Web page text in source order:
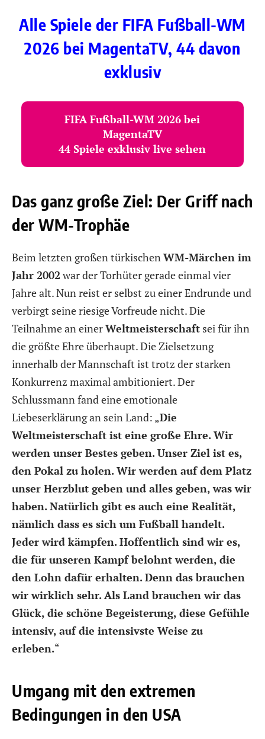
Alle Spiele der FIFA Fußball-WM
2026 bei MagentaTV, 44 davon
exklusiv
FIFA Fußball-WM 2026 bei
MagentaTV
44 Spiele exklusiv live sehen
Das ganz große Ziel: Der Griff nach
der WM-Trophäe
Beim letzten großen türkischenWM-Märchen im
Jahr 2002 war der Torhüter gerade einmal vier
Jahre alt. Nun reist er selbst zu einer Endrunde und
verbirgt seine riesige Vorfreude nicht. Die
Teilnahme an einerWeltmeisterschaft sei für ihn
die größte Ehre überhaupt. Die Zielsetzung
innerhalb der Mannschaft ist trotz der starken
Konkurrenz maximal ambitioniert. Der
Schlussmann fand eine emotionale
Liebeserklärung an sein Land: „Die
Weltmeisterschaft ist eine große Ehre. Wir
werden unser Bestes geben. Unser Ziel ist es,
den Pokal zu holen. Wir werden auf dem Platz
unser Herzblut geben und alles geben, was wir
haben. Natürlich gibt es auch eine Realität,
nämlich dass es sich um Fußball handelt.
Jeder wird kämpfen. Hoffentlich sind wir es,
die für unseren Kampf belohnt werden, die
den Lohn dafür erhalten. Denn das brauchen
wir wirklich sehr. Als Land brauchen wir das
Glück, die schöne Begeisterung, diese Gefühle
intensiv, auf die intensivste Weise zu
erleben.“
Umgang mit den extremen
Bedingungen in den USA